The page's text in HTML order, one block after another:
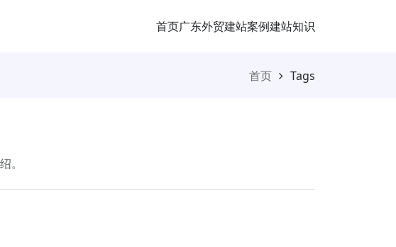
首页广东外贸建站案例建站知识
首页 Tags
。